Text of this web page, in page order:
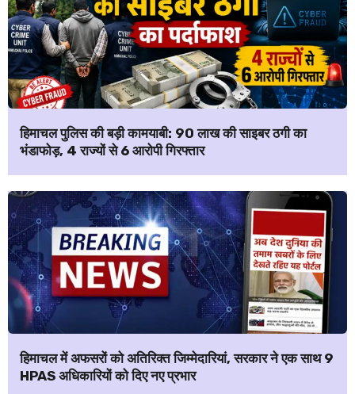
हिमाचल पुलिस की बड़ी कामयाबी: ₹90 लाख की साइबर ठगी का
भंडाफोड़, 4 राज्यों से 6 आरोपी गिरफ्तार
हिमाचल में अफसरों को अतिरिक्त जिम्मेदारियां, सरकार ने एक साथ 9
HPAS अधिकारियों को दिए नए प्रभार